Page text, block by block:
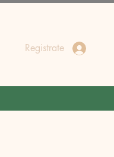
Registrate